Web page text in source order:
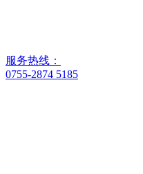
服务热线：
0755-2874 5185